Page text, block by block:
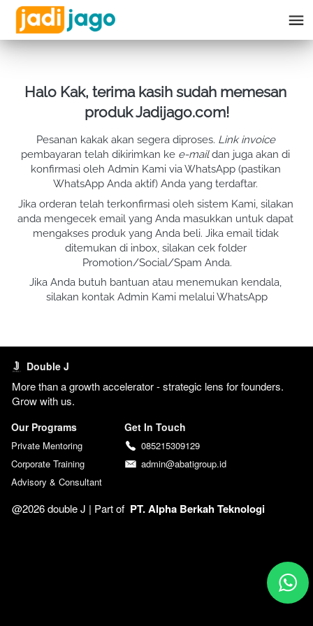
Halo Kak, terima kasih sudah memesan
produk Jadijago.com!
Pesanan kakak akan segera diproses. Link invoice
pembayaran telah dikirimkan ke e-mail dan juga akan di
konfirmasi oleh Admin Kami via WhatsApp (pastikan
WhatsApp Anda aktif) Anda yang terdaftar.
Jika orderan telah terkonfirmasi oleh sistem Kami, silakan
anda mengecek email yang Anda masukkan untuk dapat
mengakses produk yang Anda beli. Jika email tidak
ditemukan di inbox, silakan cek folder
Promotion/Social/Spam Anda.
Jika Anda butuh bantuan atau menemukan kendala,
silakan kontak Admin Kami melalui WhatsApp
Double J
More than a growth accelerator - strategic lens for founders.
Grow with us.
Our Programs
Private Mentoring
Corporate Training
Advisory & Consultant
Get In Touch
085215309129
admin@abatigroup.id
@2026 double J | Part of PT. Alpha Berkah Teknologi